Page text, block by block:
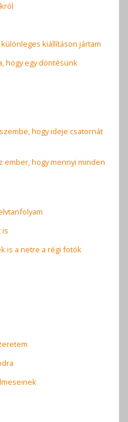
kiállításon jártam
hogy egy döntésünk
hogy ideje csatornát
ember, hogy mennyi minden
is
is a netre a régi fotók